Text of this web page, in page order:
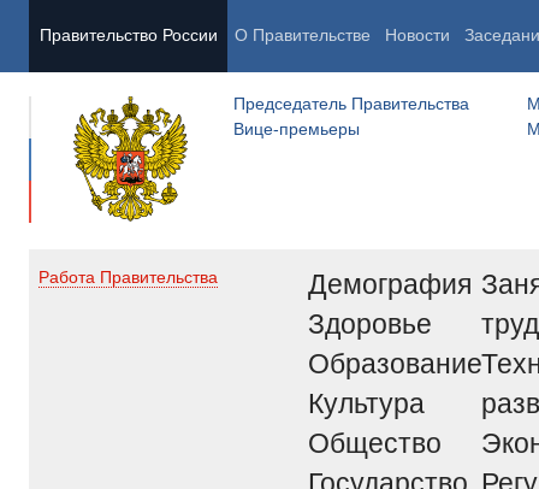
Правительство России О Правительстве Новости
Председатель Правительства
Вице-премьеры
Работа Правительства
Демография
Здоровье
Образование
Культура
Общество
Государство
труд